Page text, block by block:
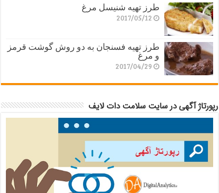
طرز تهیه شنیسل مرغ
2017/05/12
طرز تهیه فسنجان به دو روش گوشت قرمز
و مرغ
2017/04/29
رپورتاژ آگهی در سایت سلامت دات لایف